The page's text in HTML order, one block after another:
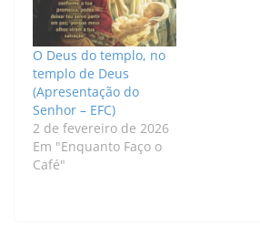
O Deus do templo, no
templo de Deus
(Apresentação do
Senhor – EFC)
2 de fevereiro de 2026
Em "Enquanto Faço o
Café"